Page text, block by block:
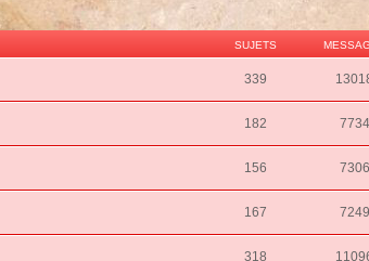
SUJETS
339
182 7734
156 7306
167 7249
318